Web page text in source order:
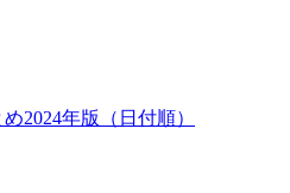
2024年版（日付順）